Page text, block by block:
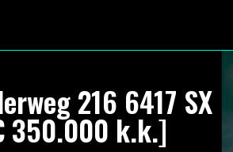
216 6417 SX
350.000 k.k.]